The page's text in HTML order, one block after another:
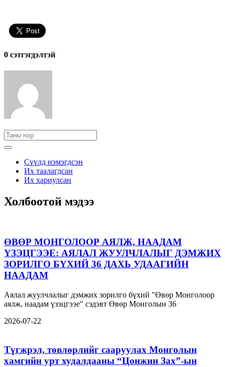
0 cэтгэгдэлтэй
Сүүлд нэмэгдсэн
Их таалагдсан
Их хариулсан
Холбоотой мэдээ
ӨВӨР МОНГОЛООР АЯЛЖ, НААДАМ
ҮЗЭЦГЭЭЕ: АЯЛАЛ ЖУУЛЧЛАЛЫГ ДЭМЖИХ
ЗОРИЛГО БҮХИЙ 36 ДАХЬ УДААГИЙН
НААДАМ
Аялал жуулчлалыг дэмжих зорилго бүхий "Өвөр Монголоор
аялж, наадам үзэцгээе" сэдэвт Өвөр Монголын 36
2026-07-22
Түгжрэл, төвлөрлийг сааруулах Монголын
хамгийн урт худалдааны “Цонжин Зах”-ын